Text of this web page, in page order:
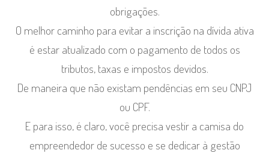
obrigações.
O melhor caminho para evitar a inscrição na dívida ativa
é estar atualizado com o pagamento de todos os
tributos, taxas e impostos devidos.
De maneira que não existam pendências em seu CNPJ
ou CPF.
E para isso, é claro, você precisa vestir a camisa do
empreendedor de sucesso e se dedicar à gestão